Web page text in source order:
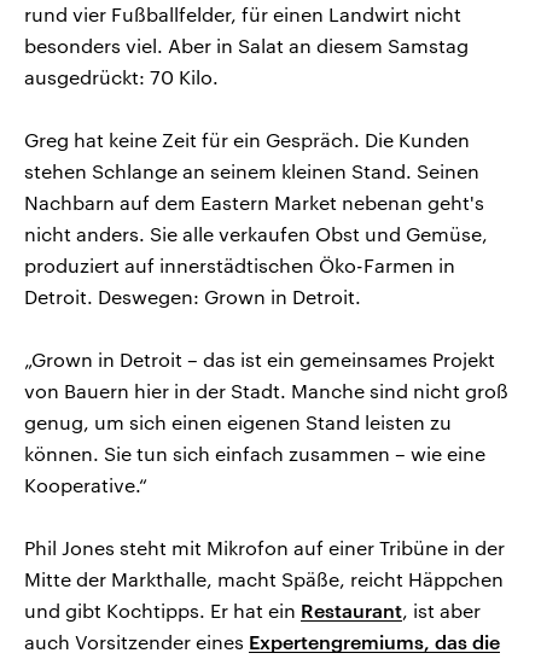
rund vier Fußballfelder, für einen Landwirt nicht
besonders viel. Aber in Salat an diesem Samstag
ausgedrückt: 70 Kilo.
Greg hat keine Zeit für ein Gespräch. Die Kunden
stehen Schlange an seinem kleinen Stand. Seinen
Nachbarn auf dem Eastern Market nebenan geht's
nicht anders. Sie alle verkaufen Obst und Gemüse,
produziert auf innerstädtischen Öko-Farmen in
Detroit. Deswegen: Grown in Detroit.
„Grown in Detroit – das ist ein gemeinsames Projekt
von Bauern hier in der Stadt. Manche sind nicht groß
genug, um sich einen eigenen Stand leisten zu
können. Sie tun sich einfach zusammen – wie eine
Kooperative.“
Phil Jones steht mit Mikrofon auf einer Tribüne in der
Mitte der Markthalle, macht Späße, reicht Häppchen
und gibt Kochtipps. Er hat ein Restaurant, ist aber
auch Vorsitzender eines Expertengremiums, das die